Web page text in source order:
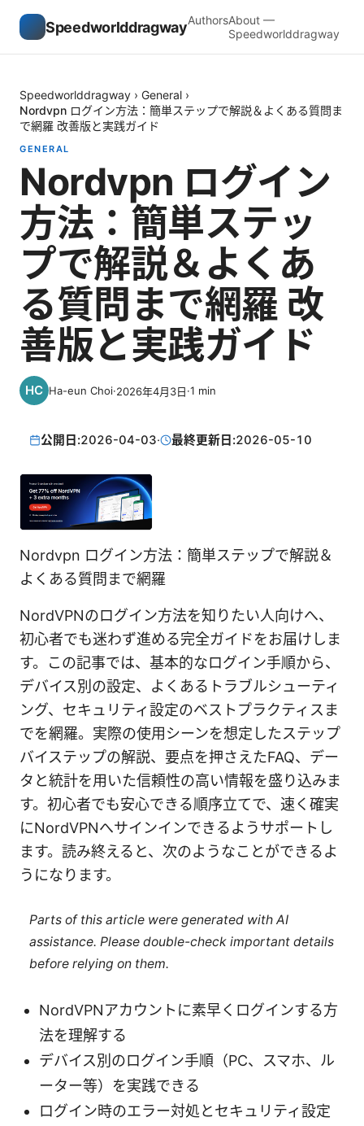
SpeedworlddragwayAuthorsAbout —
Speedworlddragway
Speedworlddragway › General ›
Nordvpn ログイン方法：簡単ステップで解説＆よくある質問ま
で網羅 改善版と実践ガイド
GENERAL
Nordvpn ログイン
方法：簡単ステッ
プで解説＆よくあ
る質問まで網羅 改
善版と実践ガイド
Ha-eun Choi·2026年4月3日·1 min
公開日:2026-04-03· 最終更新日:2026-05-10
Nordvpn ログイン方法：簡単ステップで解説＆
よくある質問まで網羅
NordVPNのログイン方法を知りたい人向けへ、
初心者でも迷わず進める完全ガイドをお届けしま
す。この記事では、基本的なログイン手順から、
デバイス別の設定、よくあるトラブルシューティ
ング、セキュリティ設定のベストプラクティスま
でを網羅。実際の使用シーンを想定したステップ
バイステップの解説、要点を押さえたFAQ、デー
タと統計を用いた信頼性の高い情報を盛り込みま
す。初心者でも安心できる順序立てで、速く確実
にNordVPNへサインインできるようサポートし
ます。読み終えると、次のようなことができるよ
うになります。
Parts of this article were generated with AI
assistance. Please double-check important details
before relying on them.
NordVPNアカウントに素早くログインする方
法を理解する
デバイス別のログイン手順（PC、スマホ、ル
ーター等）を実践できる
ログイン時のエラー対処とセキュリティ設定